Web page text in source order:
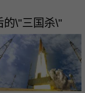
的\"三国杀\"